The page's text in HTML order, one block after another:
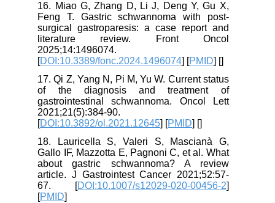
16. Miao G, Zhang D, Li J, Deng Y, Gu X,
Feng T. Gastric schwannoma with post-
surgical gastroparesis: a case report and
literature review. Front Oncol
2025;14:1496074.
[DOI:10.3389/fonc.2024.1496074] [PMID] [
17. Qi Z, Yang N, Pi M, Yu W. Current status
of the diagnosis and treatment of
gastrointestinal schwannoma. Oncol Lett
2021;21(5):384-90.
[DOI:10.3892/ol.2021.12645] [PMID] [
18. Lauricella S, Valeri S, Mascianà G,
Gallo IF, Mazzotta E, Pagnoni C, et al. What
about gastric schwannoma? A review
article. J Gastrointest Cancer 2021;52:57-
67. [DOI:10.1007/s12029-020-00456-2
[PMID